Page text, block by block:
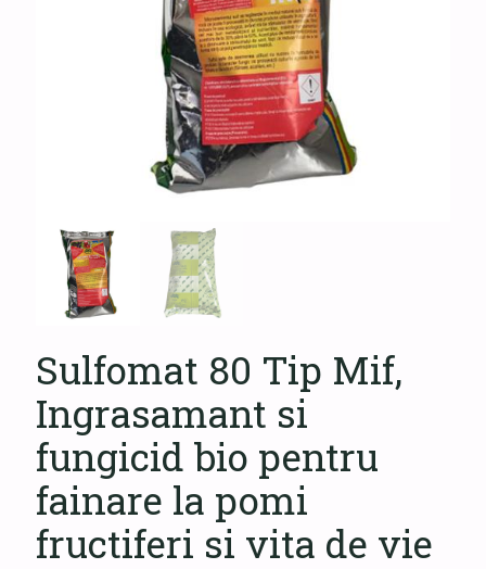
Sulfomat 80 Tip Mif,
Ingrasamant si
fungicid bio pentru
fainare la pomi
fructiferi si vita de vie